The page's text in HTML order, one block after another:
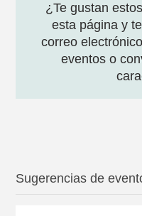
¿Te gustan
esta página y
correo
eventos o
Sugerencias de